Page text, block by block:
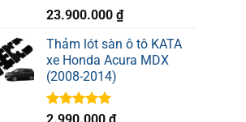
Được
hạng
0
5
sao
23.900.000 ₫
Thảm lót sàn ô tô KATA
xe Honda Acura MDX
(2008-2014)
Được xếp